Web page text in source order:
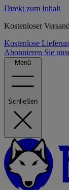
Direkt zum Inhalt
Kostenloser
Kostenlose
Abonnieren Sie
Menü
Schließen